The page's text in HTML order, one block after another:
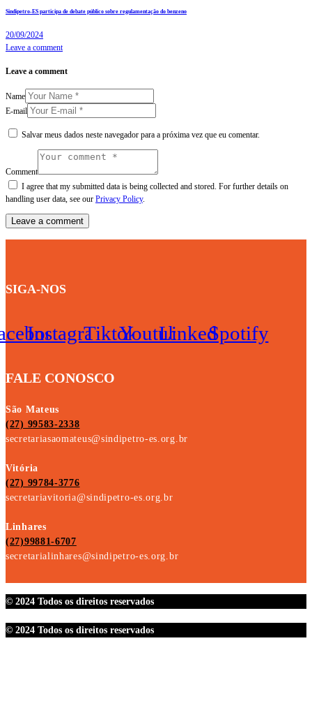
Sindipetro-ES participa de debate público sobre regulamentação do benzeno
20/09/2024
Leave a comment
Leave a comment
Name
E-mail
Salvar meus dados neste navegador para a próxima vez que eu comentar.
Comment
I agree that my submitted data is being collected and stored. For further details on
handling user data, see our Privacy Policy.
SIGA-NOS
InstagramTiktokYoutubeLinkedinSpotify
FALE CONOSCO
São Mateus
(27) 99583-2338
secretariasaomateus@sindipetro-es.org.br
Vitória
(27) 99784-3776
secretariavitoria@sindipetro-es.org.br
Linhares
(27)99881-6707
secretarialinhares@sindipetro-es.org.br
© 2024 Todos os direitos reservados
© 2024 Todos os direitos reservados